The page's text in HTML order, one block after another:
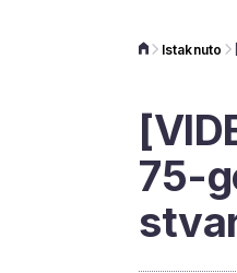
Istaknuto
75-